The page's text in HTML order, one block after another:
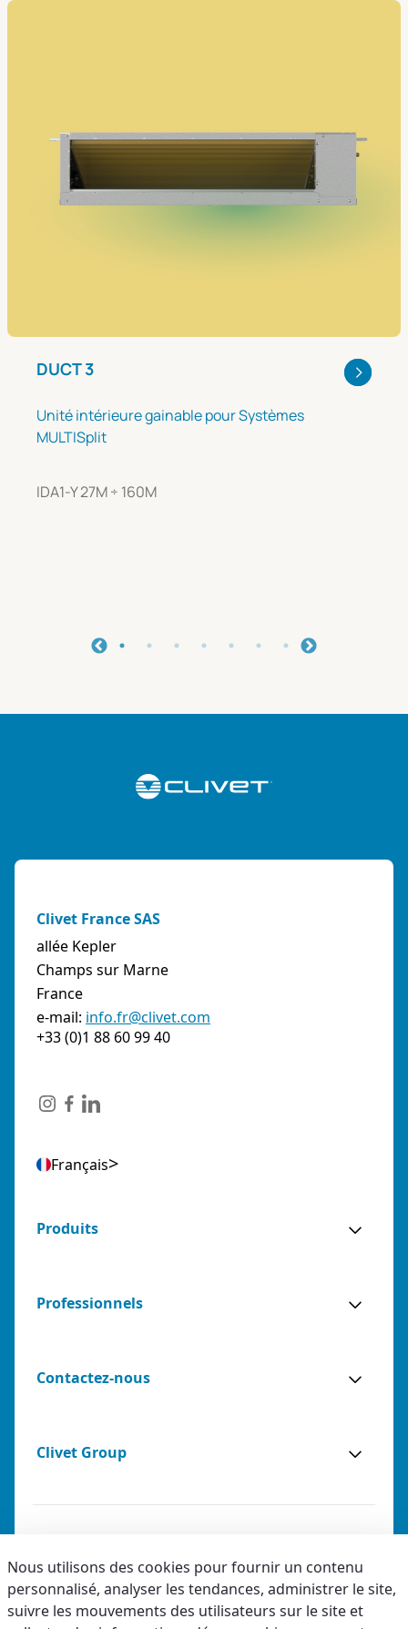
DUCT 3
Unité intérieure gainable pour Systèmes
MULTISplit
IDA1-Y 27M ÷ 160M
Clivet France SAS
allée Kepler
Champs sur Marne
France
e-mail: info.fr@clivet.com
+33 (0)1 88 60 99 40
Français
Produits
Professionnels
Contactez-nous
Clivet Group
Privacy
Nous utilisons des cookies pour fournir un contenu
personnalisé, analyser les tendances, administrer le site,
suivre les mouvements des utilisateurs sur le site et